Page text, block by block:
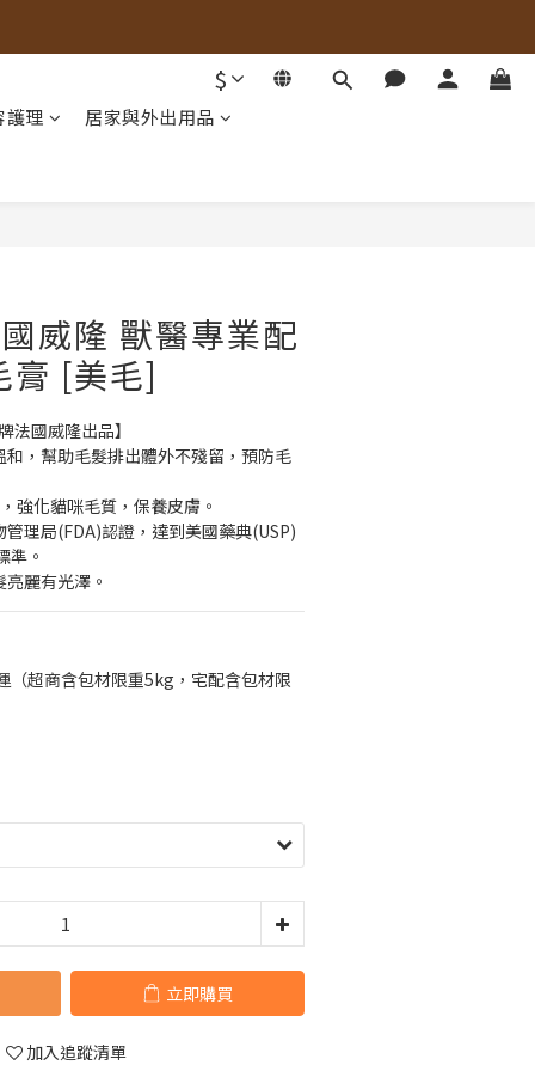
$
護理 居家與外出用品
威隆 獸醫專業配
膏 [美毛]
法國威隆出品】
，幫助毛髮排出體外不殘留，預防毛
強化貓咪毛質，保養皮膚。
理局(FDA)認證，達到美國藥典(USP)
準。
麗有光澤。
（超商含包材限重5kg，宅配含包材限
立即購買
加入追蹤清單